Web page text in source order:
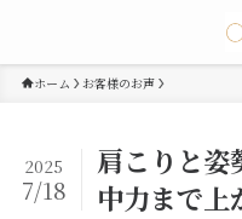
ホーム お客様のお声
肩こりと姿
中力まで上
2025
7/18